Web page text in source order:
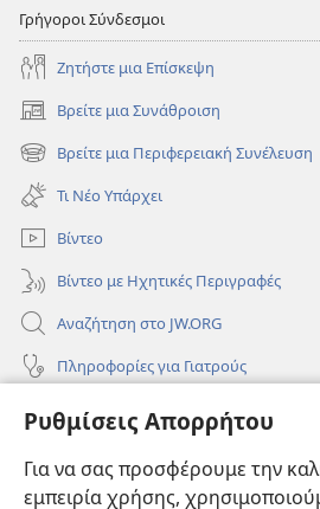
Ρυθμίσεις Απορρήτου
Για να σας προσφέρουμε την
εμπειρία χρήσης,
Γρήγοροι Σύνδεσμοι
Ζητήστε μια Επίσκεψη
Βρείτε μια Συνάθροιση
(ανοίγει
νέο
παράθυρο)
Βρείτε μια Περιφερειακή Συνέλευση
(ανοίγει
νέο
παράθυρο)
Τι Νέο Υπάρχει
Βίντεο
Βίντεο με Ηχητικές Περιγραφές
Αναζήτηση στο JW.ORG
Πληροφορίες για Γιατρούς
Πληροφορίες για Επίσημους Φορείς